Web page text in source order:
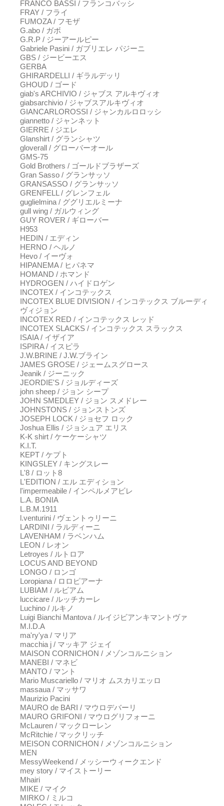
FRANCO BASSI / フランコバッシ
FRAY / フライ
FUMOZA / フモザ
G.abo / ガボ
G.R.P / ジーアールピー
Gabriele Pasini / ガブリエレ パジーニ
GBS / ジービーエス
GERBA
GHIRARDELLI / ギラルデッリ
GHOUD / ゴード
giab's ARCHIVIO / ジャブス アルキヴィオ
giabsarchivio / ジャブスアルキヴィオ
GIANCARLOROSSI / ジャンカルロロッシ
giannetto / ジャンネット
GIERRE / ジエレ
Glanshirt / グランシャツ
gloverall / グローバーオール
GMS-75
Gold Brothers / ゴールドブラザーズ
Gran Sasso / グランサッソ
GRANSASSO / グランサッソ
GRENFELL / グレンフェル
guglielmina / ググリエルミーナ
gull wing / ガルウィング
GUY ROVER / ギローバー
H953
HEDIN / エディン
HERNO / ヘルノ
Hevo / イーヴォ
HIPANEMA / ヒパネマ
HOMAND / ホマンド
HYDROGEN / ハイドロゲン
INCOTEX / インコテックス
INCOTEX BLUE DIVISION / インコテックス ブルーディ
ヴィジョン
INCOTEX RED / インコテックス レッド
INCOTEX SLACKS / インコテックス スラックス
ISAIA / イザイア
ISPIRA / イスピラ
J.W.BRINE / J.W.ブライン
JAMES GROSE / ジェームスグロース
Jeanik / ジーニック
JEORDIE'S / ジョルディーズ
john sheep / ジョン シープ
JOHN SMEDLEY / ジョン スメドレー
JOHNSTONS / ジョンストンズ
JOSEPH LOCK / ジョセフ ロック
Joshua Ellis / ジョシュア エリス
K-K shirt / ケーケーシャツ
K.I.T.
KEPT / ケプト
KINGSLEY / キングスレー
L'8 / ロット8
L'EDITION / エル エディション
l'impermeabile / インペルメアビレ
L.A. BONIA
L.B.M.1911
l.venturini / ヴェントゥリーニ
LARDINI / ラルディーニ
LAVENHAM / ラベンハム
LEON / レオン
Letroyes / ルトロア
LOCUS AND BEYOND
LONGO / ロンゴ
Loropiana / ロロピアーナ
LUBIAM / ルビアム
luccicare / ルッチカーレ
Luchino / ルキノ
Luigi Bianchi Mantova / ルイジビアンキマントヴァ
M.I.D.A
ma'ry'ya / マリア
macchia j / マッキア ジェイ
MAISON CORNICHON / メゾンコルニション
MANEBI / マネビ
MANTO / マント
Mario Muscariello / マリオ ムスカリエッロ
massaua / マッサワ
Maurizio Pacini
MAURO de BARI / マウロデバーリ
MAURO GRIFONI / マウログリフォーニ
McLauren / マックローレン
McRitchie / マックリッチ
MEISON CORNICHON / メゾンコルニション
MEN
MessyWeekend / メッシーウィークエンド
mey story / マイストーリー
Mhairi
MIKE / マイク
MIRKO / ミルコ